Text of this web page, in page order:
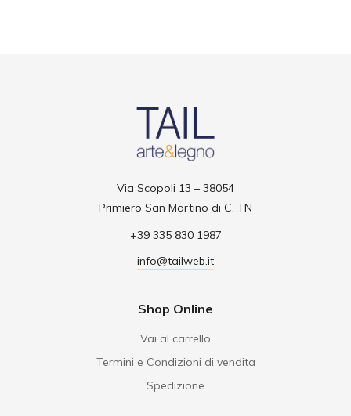
Via Scopoli 13 – 38054
Primiero San Martino di C. TN
+39 335 830 1987
info@tailweb.it
Shop Online
Vai al carrello
Termini e Condizioni di vendita
Spedizione